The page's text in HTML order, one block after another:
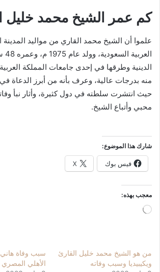
كم عمر الشيخ محمد خليل
علموا أن الشيخ محمد القاري من مواليد المدينة
الدينية وطرقها في إحدى جامعات المملكة
منه بدرجات عالية، وعرف بأنه من أبرز الدعاة
حيث انتشرت سلطته في دول كثيرة، وأثار نبأ
محبي وأتباع الشيخ.
شارك هذا الموضوع:
فيس بوك X
معجب بهذه:
جاري
من هو الشيخ محمد خليل القارئ
ويكيبيديا وسبب وفاته
سبب وفاة
الأهلي المصري